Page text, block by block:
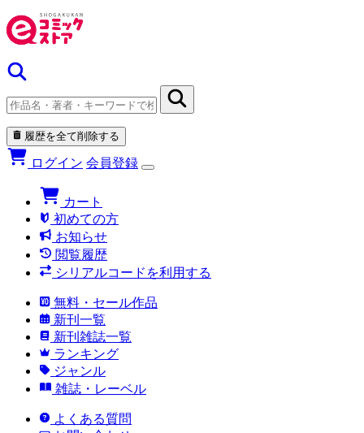
履歴を全て削除する
ログイン 会員登録
カート
初めての方
お知らせ
閲覧履歴
シリアルコードを利用する
無料・セール作品
新刊一覧
新刊雑誌一覧
ランキング
ジャンル
雑誌・レーベル
よくある質問